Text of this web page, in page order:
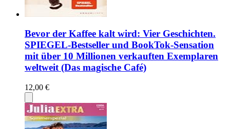
Bevor der Kaffee kalt wird: Vier Geschichten.
SPIEGEL-Bestseller und BookTok-Sensation
mit über 10 Millionen verkauften Exemplaren
weltweit (Das magische Café)
12,00 €